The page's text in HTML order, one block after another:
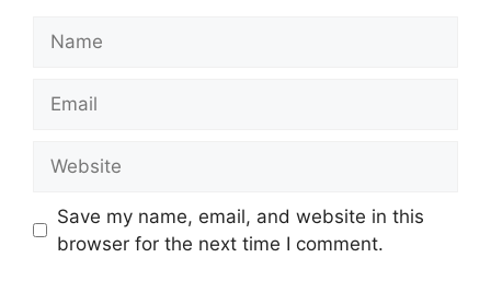
Save my name, email, and website in this
browser for the next time I comment.